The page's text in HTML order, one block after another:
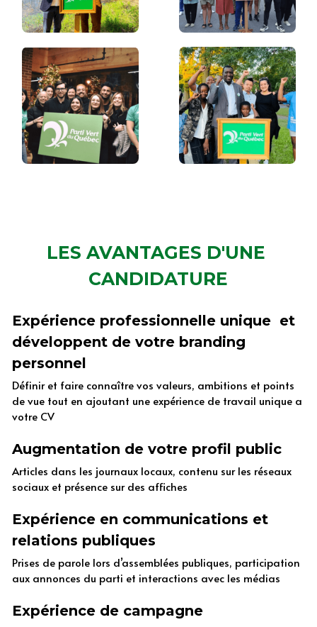
LES AVANTAGES D'UNE
CANDIDATURE
Expérience professionnelle unique  et
développent de votre branding
personnel
Définir et faire connaître vos valeurs, ambitions et points
de vue tout en ajoutant une expérience de travail unique a
votre CV
Augmentation de votre profil public
Articles dans les journaux locaux, contenu sur les réseaux
sociaux et présence sur des affiches
Expérience en communications et
relations publiques
Prises de parole lors d’assemblées publiques, participation
aux annonces du parti et interactions avec les médias
Expérience de campagne